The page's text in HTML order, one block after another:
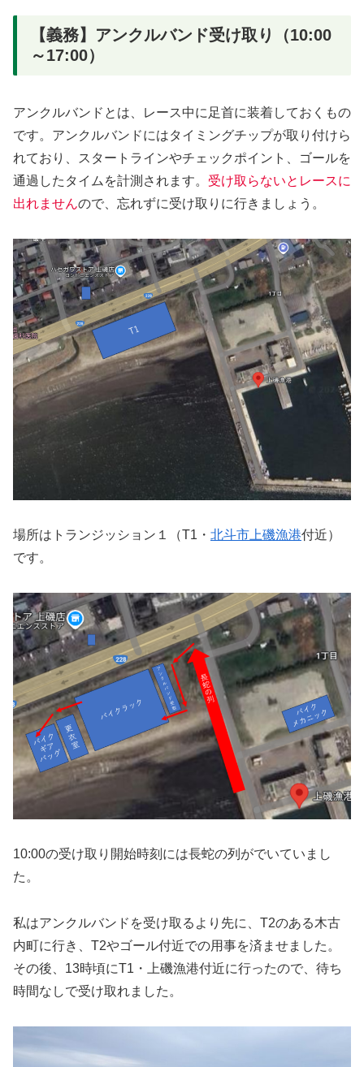
【義務】アンクルバンド受け取り（10:00
～17:00）
アンクルバンドとは、レース中に足首に装着しておくもの
です。アンクルバンドにはタイミングチップが取り付けら
れており、スタートラインやチェックポイント、ゴールを
通過したタイムを計測されます。 受け取らないとレースに
出れませんので、忘れずに受け取りに行きましょう。
場所はトランジッション１（T1・ 北斗市上磯漁港付近）
です。
10:00の受け取り開始時刻には長蛇の列がでいていまし
た。
私はアンクルバンドを受け取るより先に、T2のある木古
内町に行き、T2やゴール付近での用事を済ませました。
その後、13時頃にT1・上磯漁港付近に行ったので、待ち
時間なしで受け取れました。